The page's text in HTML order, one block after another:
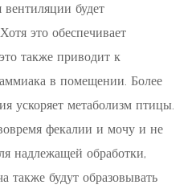
вентиляции будет
это обеспечивает
также приводит к
в помещении. Более
ускоряет метаболизм птицы.
фекалии и мочу и не
надлежащей обработки,
также будут образовывать